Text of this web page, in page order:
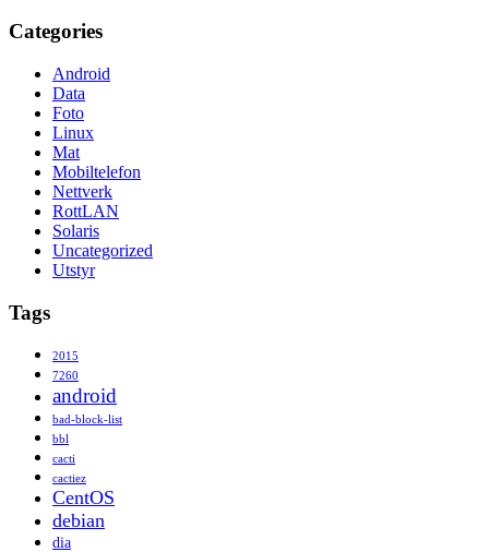
Categories
Android
Data
Foto
Linux
Mat
Mobiltelefon
Nettverk
RottLAN
Solaris
Uncategorized
Utstyr
Tags
2015
7260
android
bad-block-list
bbl
cacti
cactiez
CentOS
debian
dia